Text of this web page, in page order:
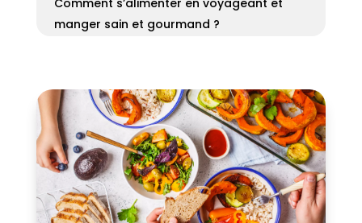
Comment s’alimenter en voyageant et
manger sain et gourmand ?